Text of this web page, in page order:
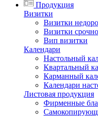
Продукция
Визитки
Визитки
Визитки срочно
Вип визитки
Календари
Настольный
Квартальный
Карманный
Календари
Листовая продукция
Фирменные